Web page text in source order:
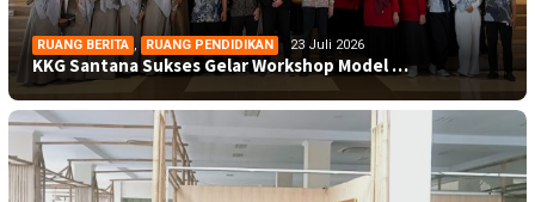
RUANG BERITA , RUANG PENDIDIKAN 23 Juli 2026
KKG Santana Sukses Gelar Workshop Model …